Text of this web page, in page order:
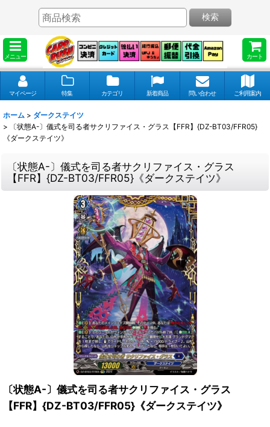
メニュー カート
検索
マイページ 特集 カテゴリ 新着商品 問い合わせ ご利用案内
ホーム > ダークステイツ
>
〔状態A-〕儀式を司る者サクリファイス・グラス【FFR】{DZ-BT03/FFR05}
《ダークステイツ》
〔状態A-〕儀式を司る者サクリファイス・グラス
【FFR】{DZ-BT03/FFR05}《ダークステイツ》
〔状態A-〕儀式を司る者サクリファイス・グラス
【FFR】{DZ-BT03/FFR05}《ダークステイツ》